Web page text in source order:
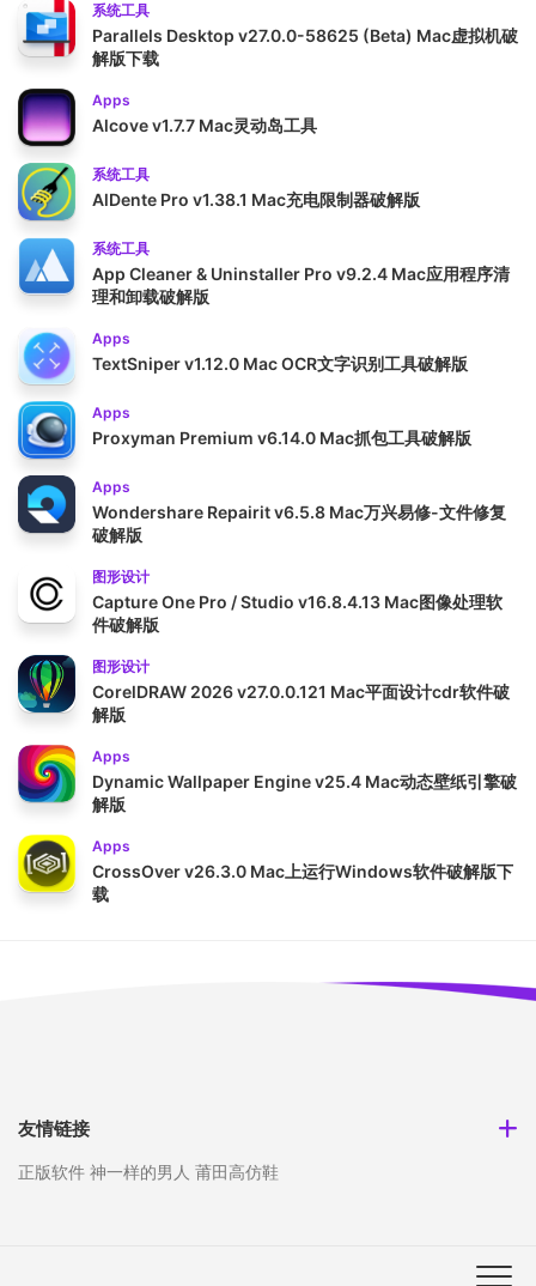
系统工具
Parallels Desktop v27.0.0-58625 (Beta) Mac虚拟机破
解版下载
Apps
Alcove v1.7.7 Mac灵动岛工具
系统工具
AlDente Pro v1.38.1 Mac充电限制器破解版
系统工具
App Cleaner & Uninstaller Pro v9.2.4 Mac应用程序清
理和卸载破解版
Apps
TextSniper v1.12.0 Mac OCR文字识别工具破解版
Apps
Proxyman Premium v6.14.0 Mac抓包工具破解版
Apps
Wondershare Repairit v6.5.8 Mac万兴易修-文件修复
破解版
图形设计
Capture One Pro / Studio v16.8.4.13 Mac图像处理软
件破解版
图形设计
CorelDRAW 2026 v27.0.0.121 Mac平面设计cdr软件破
解版
Apps
Dynamic Wallpaper Engine v25.4 Mac动态壁纸引擎破
解版
Apps
CrossOver v26.3.0 Mac上运行Windows软件破解版下
载
友情链接
正版软件 神一样的男人 莆田高仿鞋